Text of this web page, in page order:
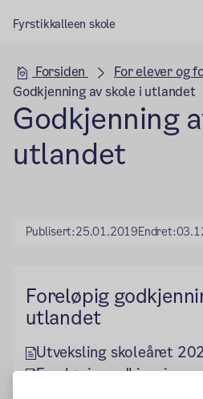
Fyrstikkalleen skole
Hovedseksjon
Forsiden
For elever og
Godkjenning av skole i utlandet
Godkjenning
utlandet
Publisert:25.01.2019Endret:
Foreløpig
utlandet
Utveksling skoleåret
Foreløpig godkjenning